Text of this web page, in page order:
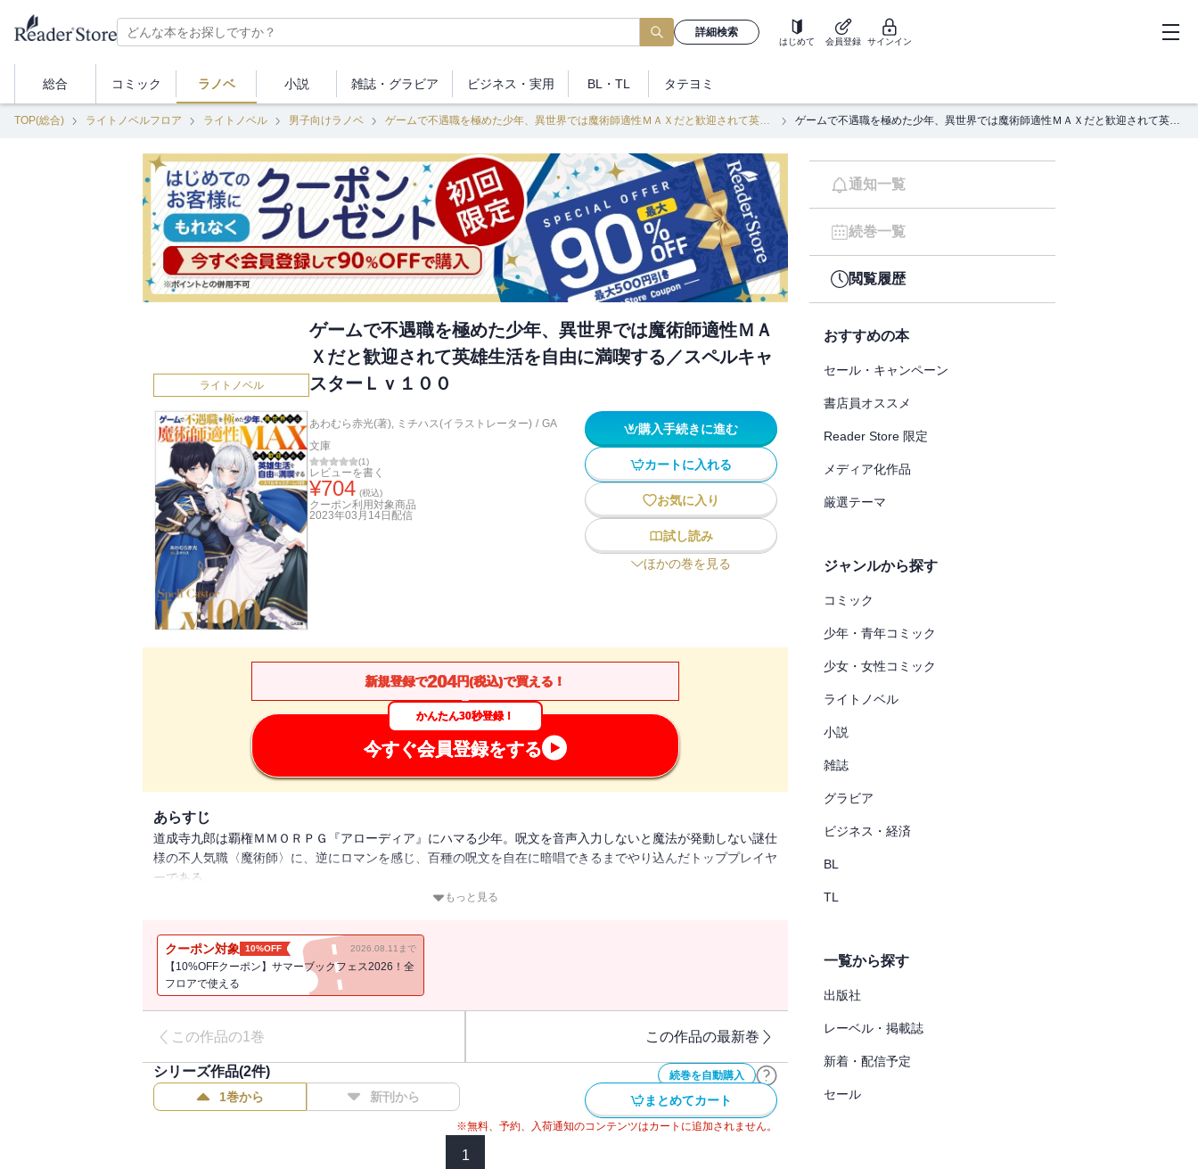
詳細検索
はじめて 会員登録 サインイン
総合 コミック ラノベ 小説 雑誌・ グラビア ビジネス ・実用 BL・TL タテヨミ
TOP(総合) ライトノベルフロア ライトノベル 男子向けラノベ ゲームで不遇職を極めた少年、異世界では魔術師適性ＭＡＸだと歓迎されて英雄生活を自由に満喫する／スペルキャスターＬｖ１００ ゲームで不遇職を極めた少年、異世界では魔術師適性ＭＡＸだと歓迎されて英雄生活を自由に満喫する／スペルキャスターＬｖ１００
ライトノベル
ゲームで不遇職を極めた少年、異世界では魔術師適性ＭＡ
Ｘだと歓迎されて英雄生活を自由に満喫する／スペルキャ
スターＬｖ１００
あわむら赤光(著), ミチハス(イラストレーター) / GA
文庫
(1)
レビューを書く
¥704 (税込)
クーポン利用対象商品
2023年03月14日 配信
購入手続きに進む
カートに入れる
お気に入り
試し読み
ほかの巻を見る
新規登録で204円(税込)で買える！
かんたん30秒登録！
今すぐ会員登録をする
あらすじ
道成寺九郎は覇権ＭＭＯＲＰＧ『アローディア』にハマる少年。呪文を音声入力しないと魔法が発動しない謎仕
様の不人気職〈魔術師〉に、逆にロマンを感じ、百種の呪文を自在に暗唱できるまでやり込んだトッププレイヤ
ーである。
「最高の魔術師適性を持つ九郎様に、究極魔法を創造して頂きたいのです」
「なにそれカッコイイ！」
あのゲームは『呪文詠唱の達人＜スペルキャスター＞』を選別する神の試練だったのだ！！
さぁ、神ゲー以上の体験に満ちた本物の魔法世界へようこそ！
憧れの異世界を自由に満喫する、ＭＭＯＲＰＧライクファンタジー開幕！！
もっと見る
クーポン対象 10%OFF 2026.08.11まで
【10%OFFクーポン】サマーブックフェス2026！全
フロアで使える
この作品の1巻 この作品の最新巻
続巻を自動購入
シリーズ作品(2件)
1巻から 新刊から まとめてカート
※無料、予約、入荷通知のコンテンツはカートに追加されません。
1
通知一覧
続巻一覧
閲覧履歴
おすすめの本
セール・キャンペーン
書店員オススメ
Reader Store 限定
メディア化作品
厳選テーマ
ジャンルから探す
コミック
少年・青年コミック
少女・女性コミック
ライトノベル
小説
雑誌
グラビア
ビジネス・経済
BL
TL
一覧から探す
出版社
レーベル・掲載誌
新着・配信予定
セール